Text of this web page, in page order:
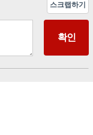
스크랩하기